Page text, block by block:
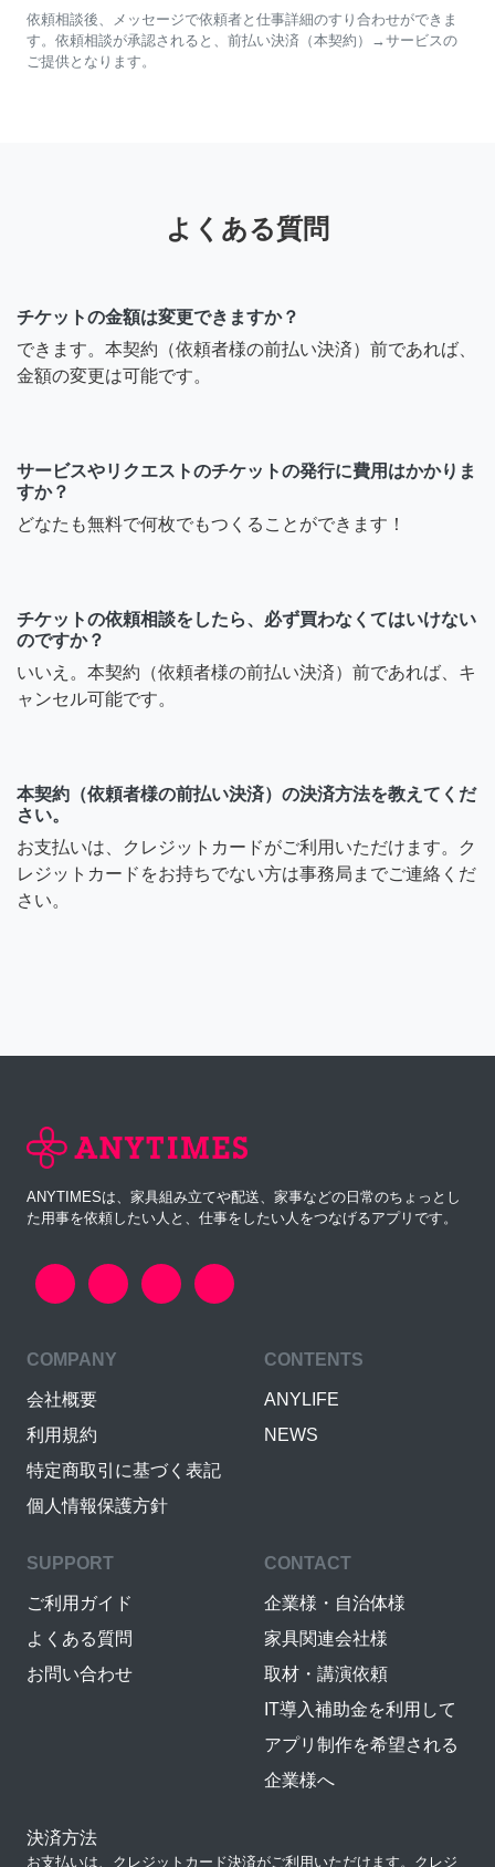
依頼相談後、メッセージで依頼者と仕事詳細のすり合わせができま
す。依頼相談が承認されると、前払い決済（本契約）→サービスの
ご提供となります。
よくある質問
チケットの金額は変更できますか？
できます。本契約（依頼者様の前払い決済）前であれば、
金額の変更は可能です。
サービスやリクエストのチケットの発行に費用はかかりま
すか？
どなたも無料で何枚でもつくることができます！
チケットの依頼相談をしたら、必ず買わなくてはいけない
のですか？
いいえ。本契約（依頼者様の前払い決済）前であれば、キ
ャンセル可能です。
本契約（依頼者様の前払い決済）の決済方法を教えてくだ
さい。
お支払いは、クレジットカードがご利用いただけます。ク
レジットカードをお持ちでない方は事務局までご連絡くだ
さい。
ANYTIMESは、家具組み立てや配送、家事などの日常のちょっとし
た用事を依頼したい人と、仕事をしたい人をつなげるアプリです。
COMPANY
会社概要
利用規約
特定商取引に基づく表記
個人情報保護方針
CONTENTS
ANYLIFE
NEWS
SUPPORT
ご利用ガイド
よくある質問
お問い合わせ
CONTACT
企業様・自治体様
家具関連会社様
取材・講演依頼
IT導入補助金を利用して
アプリ制作を希望される
企業様へ
決済方法
お支払いは、クレジットカード決済がご利用いただけます。クレジ